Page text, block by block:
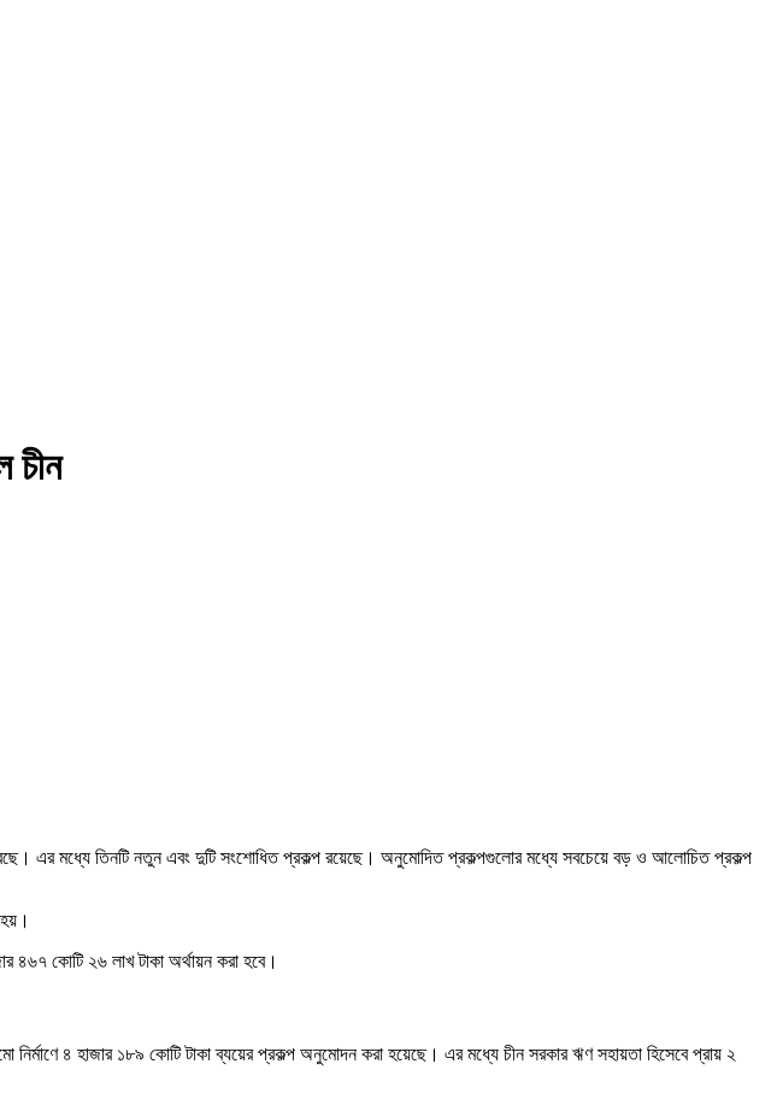
চীন
এর মধ্যে তিনটি নতুন এবং দুটি সংশোধিত প্রকল্প রয়েছে। অনুমোদিত প্রকল্পগুলোর মধ্যে সবচেয়ে বড় ও আলোচিত প্রকল্প
৪৬৭ কোটি ২৬ লাখ টাকা অর্থায়ন করা হবে।
৪ হাজার ১৮৯ কোটি টাকা ব্যয়ের প্রকল্প অনুমোদন করা হয়েছে। এর মধ্যে চীন সরকার ঋণ সহায়তা হিসেবে প্রায় ২